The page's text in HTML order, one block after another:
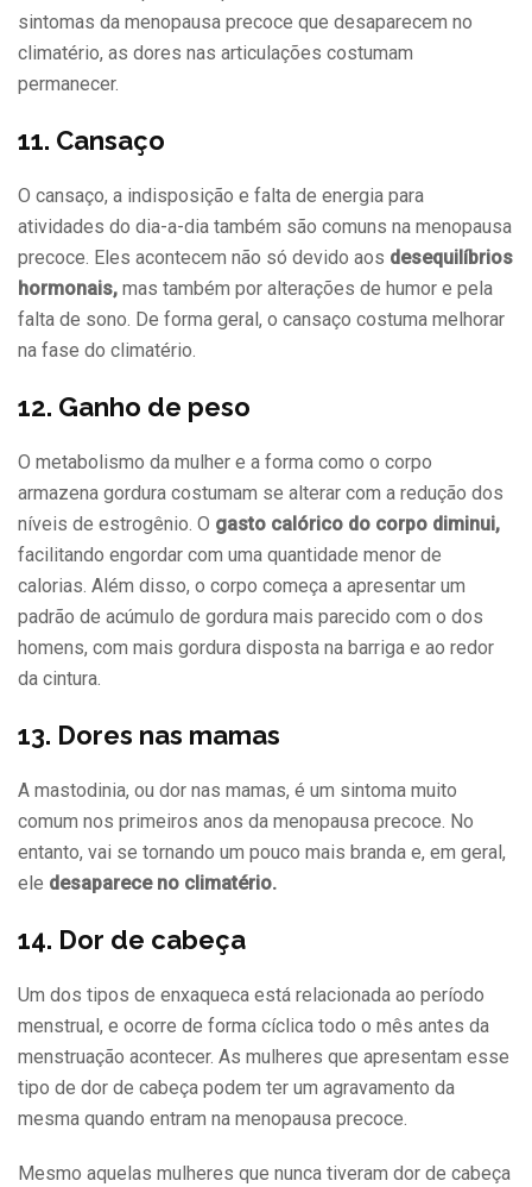
sintomas da menopausa precoce que desaparecem no
climatério, as dores nas articulações costumam
permanecer.
11. Cansaço
O cansaço, a indisposição e falta de energia para
atividades do dia-a-dia também são comuns na menopausa
precoce. Eles acontecem não só devido aos desequilíbrios
hormonais, mas também por alterações de humor e pela
falta de sono. De forma geral, o cansaço costuma melhorar
na fase do climatério.
12. Ganho de peso
O metabolismo da mulher e a forma como o corpo
armazena gordura costumam se alterar com a redução dos
níveis de estrogênio. O gasto calórico do corpo diminui,
facilitando engordar com uma quantidade menor de
calorias. Além disso, o corpo começa a apresentar um
padrão de acúmulo de gordura mais parecido com o dos
homens, com mais gordura disposta na barriga e ao redor
da cintura.
13. Dores nas mamas
A mastodinia, ou dor nas mamas, é um sintoma muito
comum nos primeiros anos da menopausa precoce. No
entanto, vai se tornando um pouco mais branda e, em geral,
ele desaparece no climatério.
14. Dor de cabeça
Um dos tipos de enxaqueca está relacionada ao período
menstrual, e ocorre de forma cíclica todo o mês antes da
menstruação acontecer. As mulheres que apresentam esse
tipo de dor de cabeça podem ter um agravamento da
mesma quando entram na menopausa precoce.
Mesmo aquelas mulheres que nunca tiveram dor de cabeça